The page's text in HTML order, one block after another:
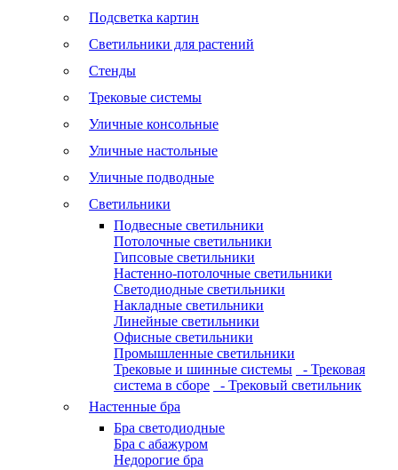
Подсветка картин
Светильники для растений
Стенды
Трековые системы
Уличные консольные
Уличные настольные
Уличные подводные
Светильники
Подвесные светильники
Потолочные светильники
Гипсовые светильники
Настенно-потолочные светильники
Светодиодные светильники
Накладные светильники
Линейные светильники
Офисные светильники
Промышленные светильники
Трековые и шинные системы
- Трековая
система в сборе
- Трековый светильник
Настенные бра
Бра светодиодные
Бра с абажуром
Недорогие бра